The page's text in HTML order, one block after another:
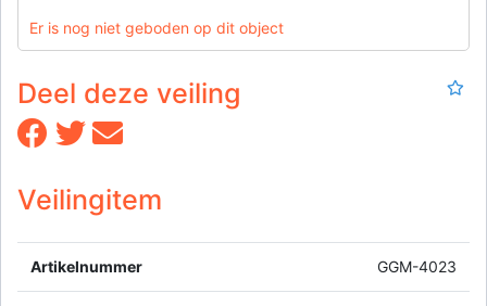
Er is nog niet geboden op dit object
Deel deze veiling
Veilingitem
Artikelnummer GGM-4023